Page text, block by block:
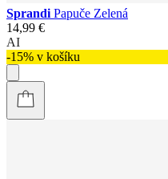
Sprandi Papuče Zelená
14,99 €
AI
-15% v košíku